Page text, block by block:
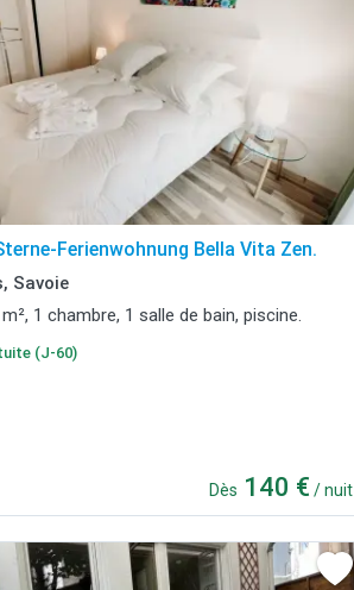
Ferienwohnung Bella Vita Zen.
Savoie
1 chambre, 1 salle de bain, piscine.
(J-60)
Dès 140 € / nuit